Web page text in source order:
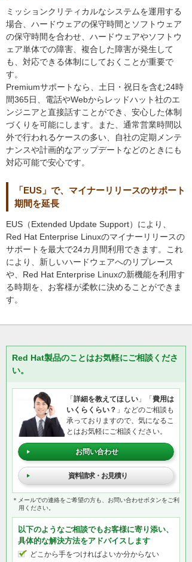
ミッションクリティカルなシステムを運用する
場合、ハードウェアの保守時間とソフトウェア
の保守時間を合わせ、ハードウェアやソフトウ
ェア単体での障害、複合した障害が発生して
も、対応できる体制にしておくことが重要で
す。
Premiumサポートなら、土日・祝日を含む24時
間365日、電話やWebからレッドハット社のエ
ンジニアと直接話すことができ、安心した体制
づくりを可能にします。また、通常営業時間以
外で行われるケースの多い、自社の定期メンテ
ナンスや計画的なアップデートなどのときにも
対応可能で安心です。
「EUS」で、マイナーリリースのサポート
期間を延長
EUS（Extended Update Support）により、
Red Hat Enterprise Linuxのマイナーリリースの
サポートを最大で24カ月間利用できます。これ
により、新しいハードウェアへのリプレース
や、Red Hat Enterprise Linuxの新機能を利用す
る時期を、お客様が柔軟に決めることができま
す。
Red Hat製品のことはお気軽にご相談くださ
い。
「 詳細を教えてほしい 」「 費用は
いくらくらい？ 」などのご相談も
承っておりますので、気になるこ
とはお気軽にご相談ください。
お問い合わせ
資料請求・お見積り
＊メールでの連絡をご希望の方も、お問い合わせボタンをご利
用ください。
以下のようなご相談でもお客様に寄り添い、
具体的な解決方法をアドバイスします
どこから手をつければよいか分からない